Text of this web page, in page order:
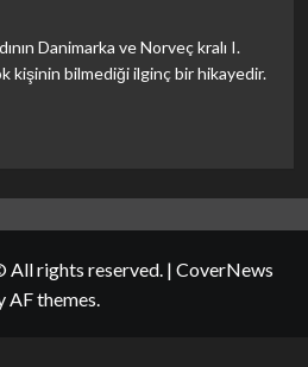
Danimarka ve Norveç kralı I.
kişinin bilmediği ilginç bir hikayedir.
rights reserved. | CoverNews
AF themes.